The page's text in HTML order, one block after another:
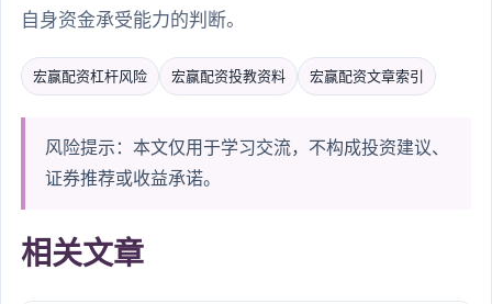
自身资金承受能力的判断。
宏赢配资杠杆风险 宏赢配资投教资料 宏赢配资文章索引
风险提示：本文仅用于学习交流，不构成投资建议、
证券推荐或收益承诺。
相关文章